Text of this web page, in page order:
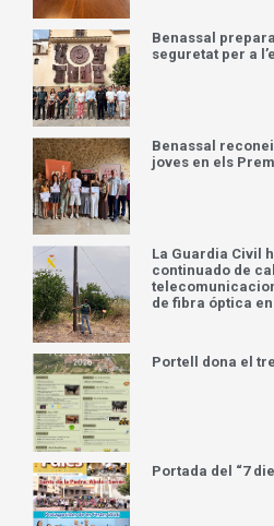
Benassal
seguretat per a
Benassal
joves en els
La Guardia Civil
continuado de
de fibra óptica en
Portell dona el
Portada del “7